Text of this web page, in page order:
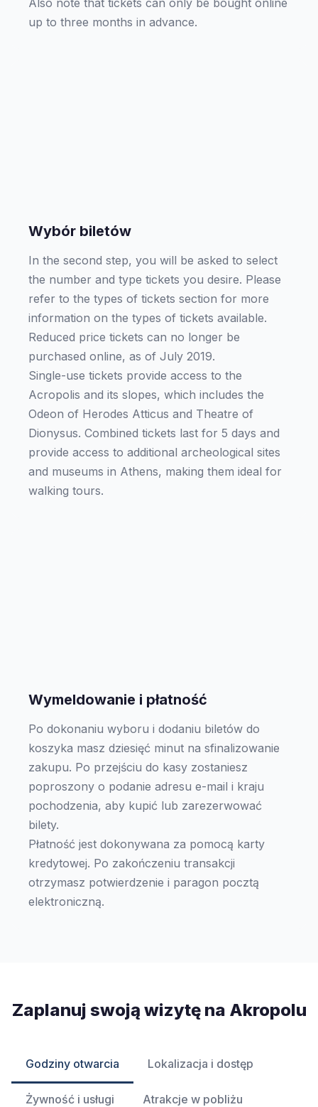
Also note that tickets can only be bought online
up to three months in advance.
Wybór biletów
In the second step, you will be asked to select
the number and type tickets you desire. Please
refer to the types of tickets section for more
information on the types of tickets available.
Reduced price tickets can no longer be
purchased online, as of July 2019.
Single-use tickets provide access to the
Acropolis and its slopes, which includes the
Odeon of Herodes Atticus and Theatre of
Dionysus. Combined tickets last for 5 days and
provide access to additional archeological sites
and museums in Athens, making them ideal for
walking tours.
Wymeldowanie i płatność
Po dokonaniu wyboru i dodaniu biletów do
koszyka masz dziesięć minut na sfinalizowanie
zakupu. Po przejściu do kasy zostaniesz
poproszony o podanie adresu e-mail i kraju
pochodzenia, aby kupić lub zarezerwować
bilety.
Płatność jest dokonywana za pomocą karty
kredytowej. Po zakończeniu transakcji
otrzymasz potwierdzenie i paragon pocztą
elektroniczną.
Zaplanuj swoją wizytę na Akropolu
Godziny otwarcia Lokalizacja i dostęp
Żywność i usługi Atrakcje w pobliżu